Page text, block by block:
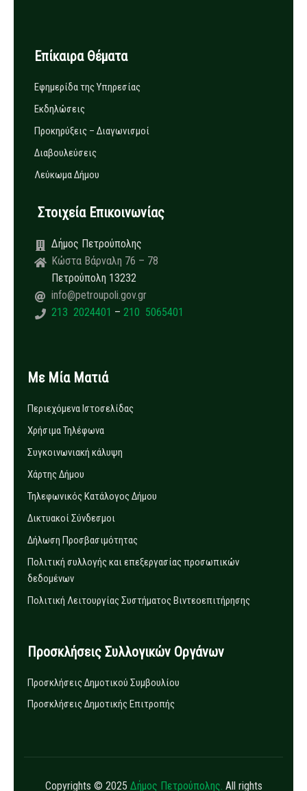
Επίκαιρα Θέματα
Εφημερίδα της Υπηρεσίας
Εκδηλώσεις
Προκηρύξεις – Διαγωνισμοί
Διαβουλεύσεις
Λεύκωμα Δήμου
Στοιχεία Επικοινωνίας
Δήμος Πετρούπολης
Κώστα Βάρναλη 76 – 78
Πετρούπολη 13232
info@petroupoli.gov.gr
213 2024401 – 210 5065401
Με Μία Ματιά
Περιεχόμενα Ιστοσελίδας
Χρήσιμα Τηλέφωνα
Συγκοινωνιακή κάλυψη
Χάρτης Δήμου
Τηλεφωνικός Κατάλογος Δήμου
Δικτυακοί Σύνδεσμοι
Δήλωση Προσβασιμότητας
Πολιτική συλλογής και επεξεργασίας προσωπικών
δεδομένων
Πολιτική Λειτουργίας Συστήματος Βιντεοεπιτήρησης
Προσκλήσεις Συλλογικών Οργάνων
Προσκλήσεις Δημοτικού Συμβουλίου
Προσκλήσεις Δημοτικής Επιτροπής
Copyrights © 2025 Δήμος Πετρούπολης. All rights